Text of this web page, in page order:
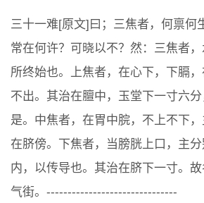
三十一难[原文]曰；三焦者，何禀何
常在何许？可晓以不？然：三焦者
所终始也。上焦者，在心下，下膈
不出。其治在膻中，玉堂下一寸六
是。中焦者，在胃中脘，不上不下
在脐傍。下焦者，当膀胱上口，主
内，以传导也。其治在脐下一寸。
气街。-------------------------------